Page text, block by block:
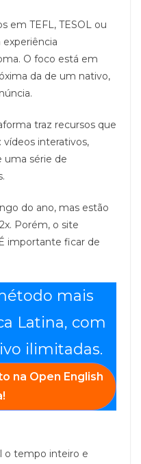
em TEFL, TESOL ou
O foco está em
da de um nativo,
traz recursos que
vídeos interativos,
uma série de
do ano, mas estão
Porém, o site
importante ficar de
mais
Latina, com
ilimitadas.
na Open English
o tempo inteiro e